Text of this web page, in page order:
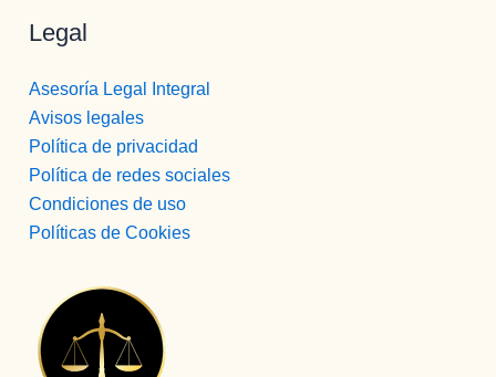
Legal
Asesoría Legal Integral
Avisos legales
Política de privacidad
Política de redes sociales
Condiciones de uso
Políticas de Cookies